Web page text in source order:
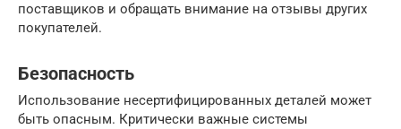
поставщиков и обращать внимание на отзывы других
покупателей.
Безопасность
Использование несертифицированных деталей может
быть опасным. Критически важные системы